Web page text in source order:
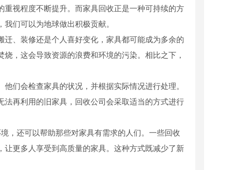
视程度不断提升。而家具回收正是一种可持续的方
们可以为地球做出积极贡献。
、装修还是个人喜好变化，家具都可能成为多余的
，这会导致资源的浪费和环境的污染。相比之下，
们会检查家具的状况，并根据实际情况进行处理。
再利用的旧家具，回收公司会采取适当的方式进行
，还可以帮助那些对家具有需求的人们。一些回收
更多人享受到高质量的家具。这种方式既减少了新